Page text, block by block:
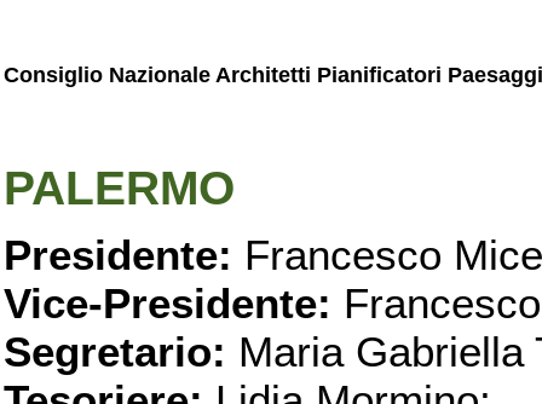
Consiglio Nazionale Architetti Pianificatori
PALERMO
Presidente: Francesco
Vice-Presidente:
Segretario: Maria Gabriella